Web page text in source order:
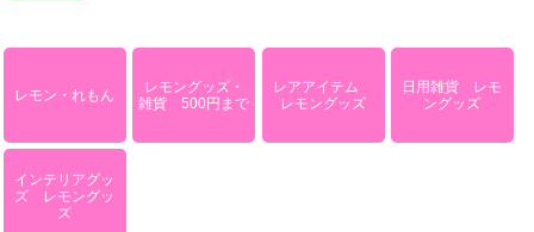
レモン・れもん
レモングッズ・
雑貨 500円まで
レアアイテム
レモングッズ
日用雑貨 レモ
ングッズ
インテリアグッ
ズ レモングッ
ズ